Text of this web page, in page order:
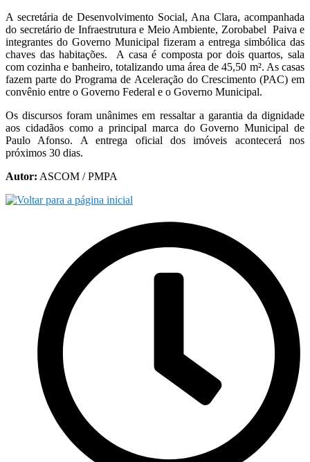
A secretária de Desenvolvimento Social, Ana Clara, acompanhada
do secretário de Infraestrutura e Meio Ambiente, Zorobabel Paiva e
integrantes do Governo Municipal fizeram a entrega simbólica das
chaves das habitações. A casa é composta por dois quartos, sala
com cozinha e banheiro, totalizando uma área de 45,50 m². As casas
fazem parte do Programa de Aceleração do Crescimento (PAC) em
convênio entre o Governo Federal e o Governo Municipal.
Os discursos foram unânimes em ressaltar a garantia da dignidade
aos cidadãos como a principal marca do Governo Municipal de
Paulo Afonso. A entrega oficial dos imóveis acontecerá nos
próximos 30 dias.
Autor: ASCOM / PMPA